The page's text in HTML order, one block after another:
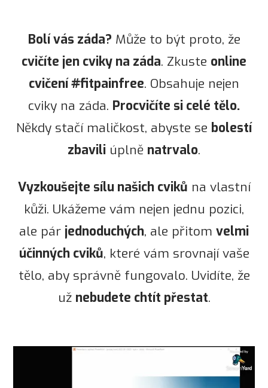
Bolí vás záda? Může to být proto, že
cvičíte jen cviky na záda. Zkuste online
cvičení #fitpainfree. Obsahuje nejen
cviky na záda. Procvičíte si celé tělo.
Někdy stačí maličkost, abyste se bolestí
zbavili úplně natrvalo.
Vyzkoušejte sílu našich cviků na vlastní
kůži. Ukážeme vám nejen jednu pozici,
ale pár jednoduchých, ale přitom velmi
účinných cviků, které vám srovnají vaše
tělo, aby správně fungovalo. Uvidíte, že
už nebudete chtít přestat.